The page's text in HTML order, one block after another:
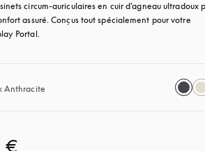
circum-auriculaires en cuir d’agneau ultradoux
assuré. Conçus tout spécialement pour votre
Portal.
Anthracite
€